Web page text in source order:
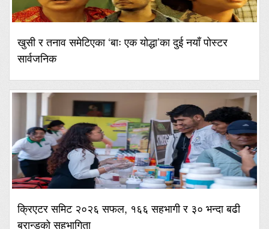
खुसी र तनाव समेटिएका ‘बाः एक योद्धा’का दुई नयाँ पोस्टर
सार्वजनिक
क्रिएटर समिट २०२६ सफल, १६६ सहभागी र ३० भन्दा बढी
ब्रान्डको सहभागिता